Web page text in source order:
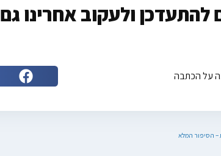
להתעדכן ולעקוב אחרינו גם
על הכתבה
– הסיפור המלא